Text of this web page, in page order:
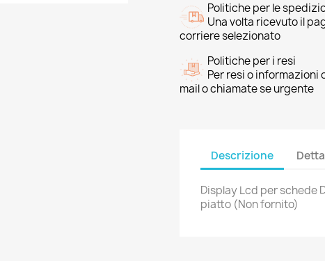
Politiche per le
Una volta ricevuto il
corriere selezionato
Politiche per i resi
Per resi o
mail o chiamate se urgente
Descrizione
Display Lcd per schede
piatto (Non fornito)